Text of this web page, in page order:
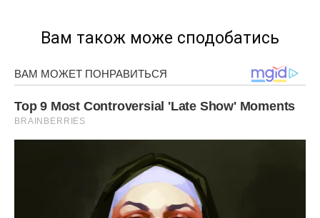
Вам також може сподобатись